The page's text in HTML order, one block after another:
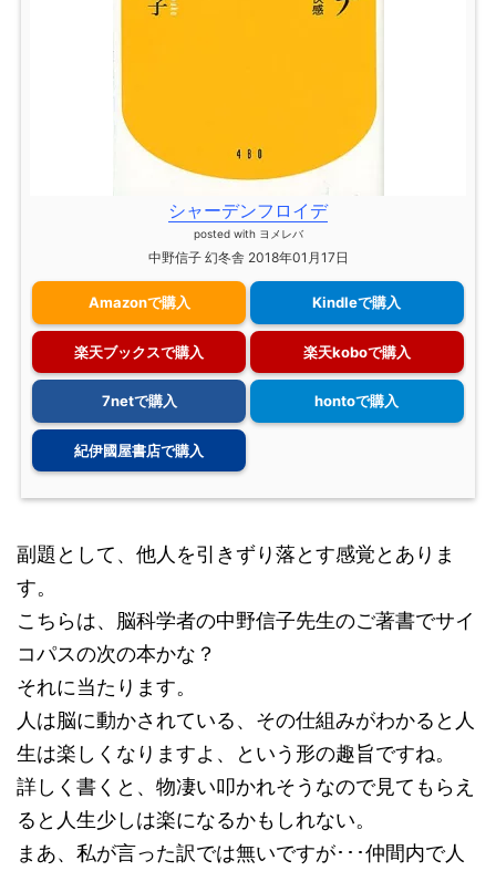
シャーデンフロイデ
posted with ヨメレバ
中野信子 幻冬舎 2018年01月17日
Amazonで購入 Kindleで購入
楽天ブックスで購入 楽天koboで購入
7netで購入 hontoで購入
紀伊國屋書店で購入
副題として、他人を引きずり落とす感覚とありま
す。
こちらは、脳科学者の中野信子先生のご著書でサイ
コパスの次の本かな？
それに当たります。
人は脳に動かされている、その仕組みがわかると人
生は楽しくなりますよ、という形の趣旨ですね。
詳しく書くと、物凄い叩かれそうなので見てもらえ
ると人生少しは楽になるかもしれない。
まあ、私が言った訳では無いですが･･･仲間内で人